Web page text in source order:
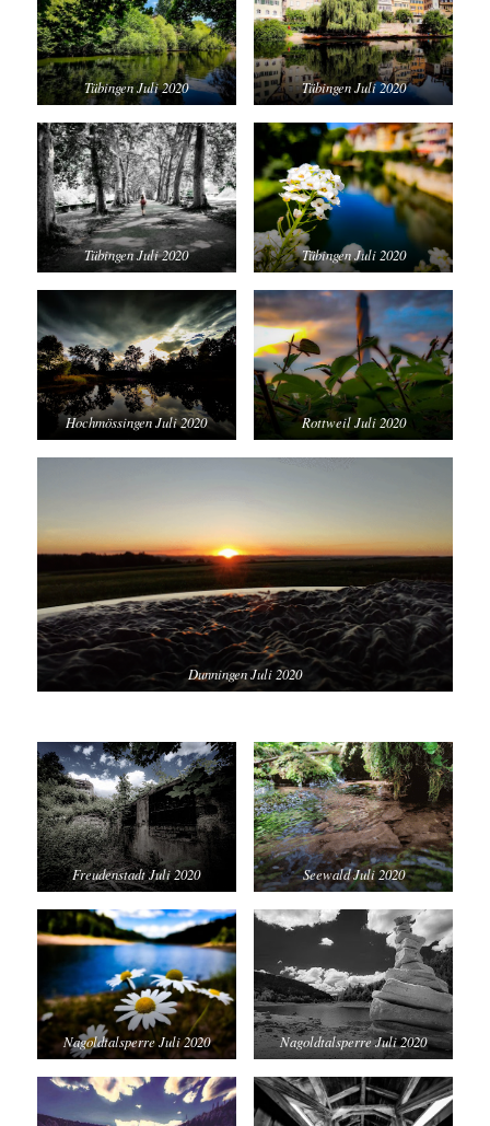
Tübingen Juli 2020 Tübingen Juli 2020
Tübingen Juli 2020 Tübingen Juli 2020
Hochmössingen Juli 2020 Rottweil Juli 2020
Dunningen Juli 2020
Freudenstadt Juli 2020 Seewald Juli 2020
Nagoldtalsperre Juli 2020 Nagoldtalsperre Juli 2020